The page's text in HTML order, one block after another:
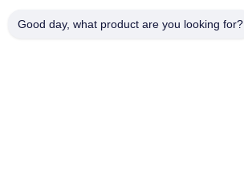
Good day, what product are you looking for?